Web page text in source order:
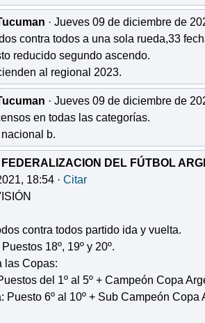
· Jueves 09 de diciembre de
contra todos a una sola rueda,33
reducido segundo ascendo.
al regional 2023.
· Jueves 09 de diciembre de
en todas las categorías.
b.
DEL FÚTBOL
18:54 · Citar
contra todos partido ida y vuelta.
18º, 19º y 20º.
las Copas:
del 1º al 5º + Campeón Copa
Puesto 6º al 10º + Sub Campeón Copa